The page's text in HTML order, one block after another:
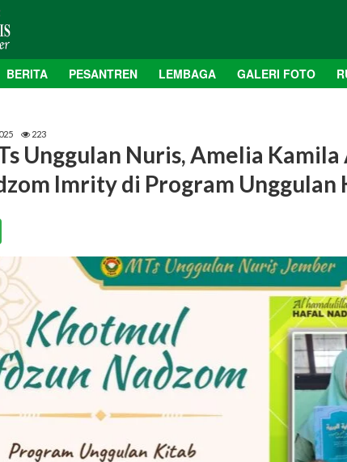
BERITA PESANTREN LEMBAGA GALERI FOTO
223
Unggulan Nuris, Amelia
Imrity di Program Unggulan